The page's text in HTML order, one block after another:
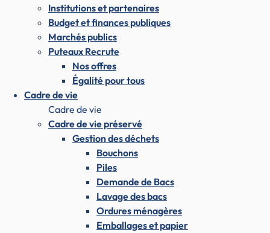
Institutions et partenaires
Budget et finances publiques
Marchés publics
Puteaux Recrute
Nos offres
Égalité pour tous
Cadre de vie
Cadre de vie
Cadre de vie préservé
Gestion des déchets
Bouchons
Piles
Demande de Bacs
Lavage des bacs
Ordures ménagères
Emballages et papier